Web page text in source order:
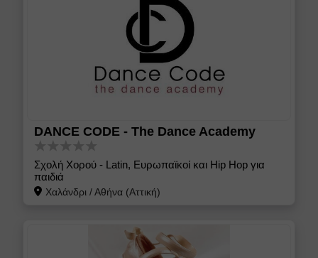
DΑNCE CODE - The Dance Academy
Σχολή Χορού - Latin, Ευρωπαϊκοί και Ηip Ηop για
παιδιά
Χαλάνδρι/Αθήνα (Αττική)